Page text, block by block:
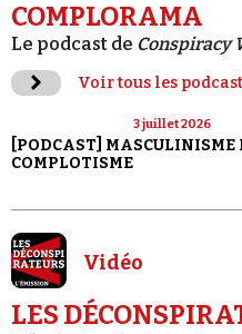
COMPLORAMA
Le podcast de Conspiracy
Voir tous les
3 juillet 2026
[PODCAST] MASCULINISME
COMPLOTISME
Vidéo
LES